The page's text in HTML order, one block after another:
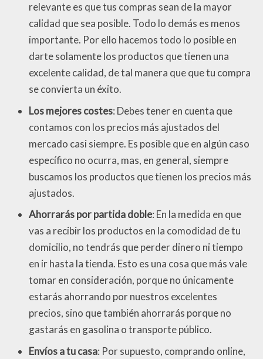
relevante es que tus compras sean de la mayor
calidad que sea posible. Todo lo demás es menos
importante. Por ello hacemos todo lo posible en
darte solamente los productos que tienen una
excelente calidad, de tal manera que que tu compra
se convierta un éxito.
Los mejores costes: Debes tener en cuenta que
contamos con los precios más ajustados del
mercado casi siempre. Es posible que en algún caso
específico no ocurra, mas, en general, siempre
buscamos los productos que tienen los precios más
ajustados.
Ahorrarás por partida doble: En la medida en que
vas a recibir los productos en la comodidad de tu
domicilio, no tendrás que perder dinero ni tiempo
en ir hasta la tienda. Esto es una cosa que más vale
tomar en consideración, porque no únicamente
estarás ahorrando por nuestros excelentes
precios, sino que también ahorrarás porque no
gastarás en gasolina o transporte público.
Envíos a tu casa: Por supuesto, comprando online,